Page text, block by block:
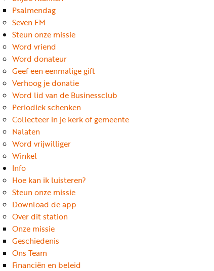
Psalmendag
Seven FM
Steun onze missie
Word vriend
Word donateur
Geef een eenmalige gift
Verhoog je donatie
Word lid van de Businessclub
Periodiek schenken
Collecteer in je kerk of gemeente
Nalaten
Word vrijwilliger
Winkel
Info
Hoe kan ik luisteren?
Steun onze missie
Download de app
Over dit station
Onze missie
Geschiedenis
Ons Team
Financiën en beleid
nu
vriend
Businessclub
Adverteren
Winkel
Privacy
reglement
Algemene
voorwaarden